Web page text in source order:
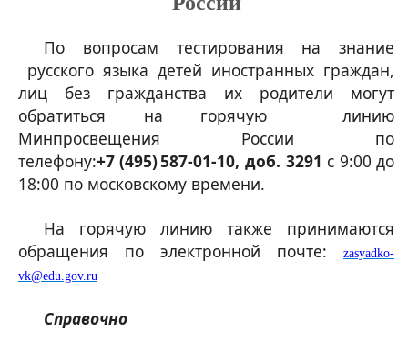
По вопросам тестирования на знание
русского языка детей иностранных граждан,
лиц без гражданства их родители могут
обратиться на горячую линию
Минпросвещения России по
телефону:+7 (495) 587-01-10, доб. 3291 с 9:00 до
18:00 по московскому времени.
На горячую линию также принимаются
обращения по электронной почте:
zasyadko-
vk@edu.gov.ru
Справочно